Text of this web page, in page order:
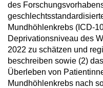
des
Mundhöhlenkrebs (ICD-
Deprivationsniveau des
2022 zu schätzen und
beschreiben sowie (2)
Überleben von
Mundhöhlenkrebs nach